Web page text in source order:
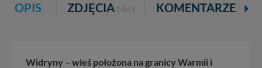
OPIS ZDJĘCIA ( 44 ) KOMENTARZE
Widryny – wieś położona na granicy Warmii i